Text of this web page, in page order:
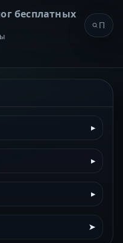
бесплатных
▸
▸
▸
➤